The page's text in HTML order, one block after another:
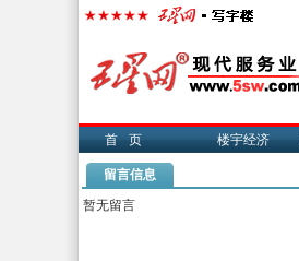
首页 楼宇经济
留言信息
暂无留言